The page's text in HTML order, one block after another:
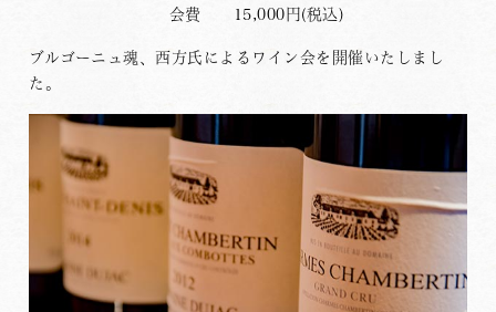
会費 15,000円(税込)
ブルゴーニュ魂、西方氏によるワイン会を開催いたしまし
た。